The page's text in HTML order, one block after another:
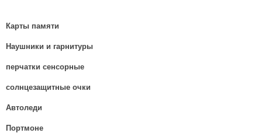
Карты памяти
Наушники и гарнитуры
перчатки сенсорные
солнцезащитные очки
Автоледи
Портмоне